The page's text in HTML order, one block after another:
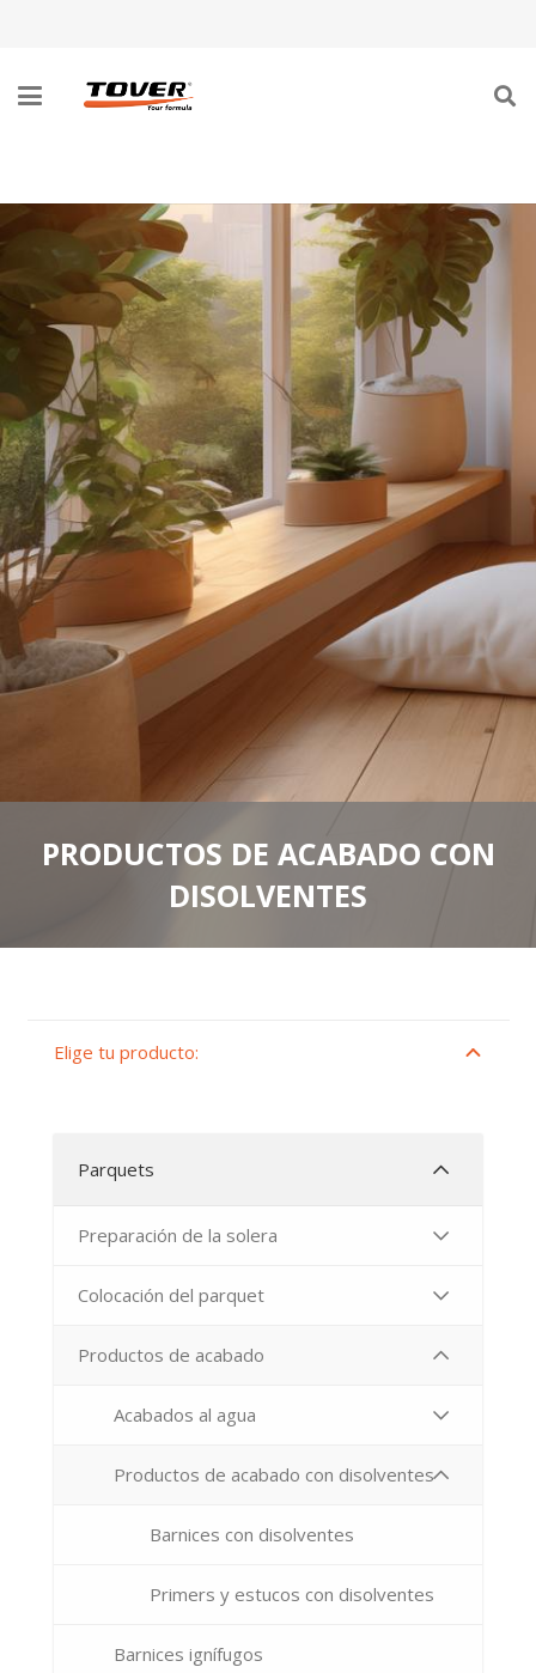
PRODUCTOS DE ACABADO CON
DISOLVENTES
Elige tu producto:
Parquets
Preparación de la solera
Colocación del parquet
Productos de acabado
Acabados al agua
Productos de acabado con disolventes
Barnices con disolventes
Primers y estucos con disolventes
Barnices ignífugos